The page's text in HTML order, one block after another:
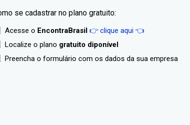
se cadastrar no plano gratuito:
Acesse o EncontraBrasil 👉 clique aqui 👈
Localize o plano gratuito diponível
Preencha o formulário com os dados da sua empresa